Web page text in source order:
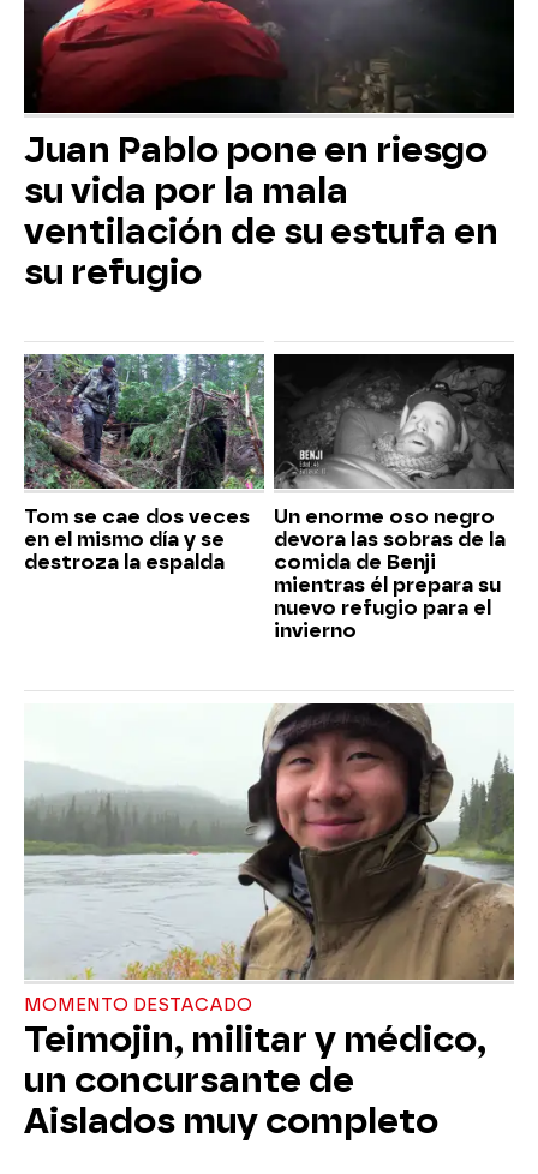
Juan Pablo pone en riesgo
su vida por la mala
ventilación de su estufa en
su refugio
Tom se cae dos veces
en el mismo día y se
destroza la espalda
Un enorme oso negro
devora las sobras de la
comida de Benji
mientras él prepara su
nuevo refugio para el
invierno
MOMENTO DESTACADO
Teimojin, militar y médico,
un concursante de
Aislados muy completo